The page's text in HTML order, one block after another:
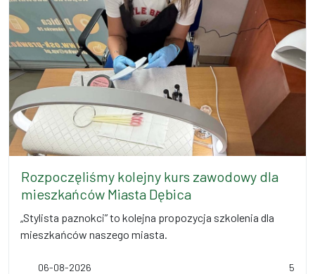
Rozpoczęliśmy kolejny kurs zawodowy dla
mieszkańców Miasta Dębica
„Stylista paznokci” to kolejna propozycja szkolenia dla
mieszkańców naszego miasta.
06-08-2026 5